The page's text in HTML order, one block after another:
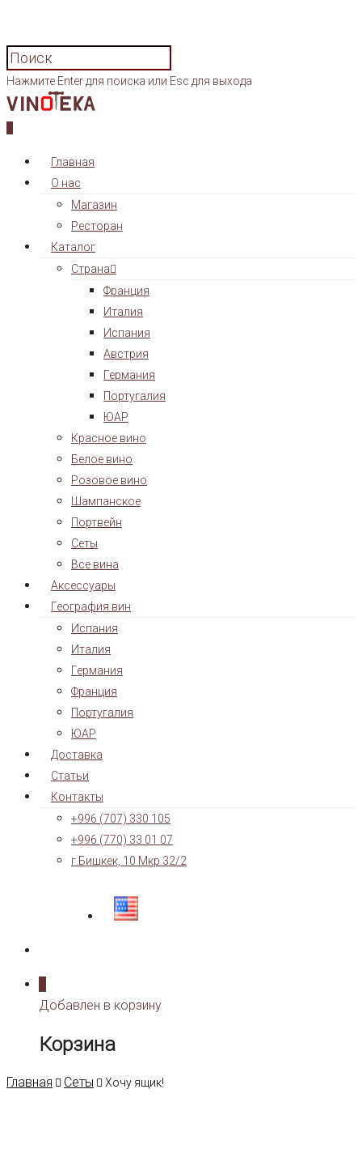
Нажмите Enter для поиска или Esc для выхода
Главная
О нас
Магазин
Ресторан
Каталог
Страна
Франция
Италия
Испания
Австрия
Германия
Португалия
ЮАР
Красное вино
Белое вино
Розовое вино
Шампанское
Портвейн
Сеты
Все вина
Аксессуары
География вин
Испания
Италия
Германия
Франция
Португалия
ЮАР
Доставка
Статьи
Контакты
+996 (707) 330 105
+996 (770) 33 01 07
г.Бишкек, 10 Мкр 32/2
Добавлен в корзину
Корзина
Главная Сеты Хочу ящик!